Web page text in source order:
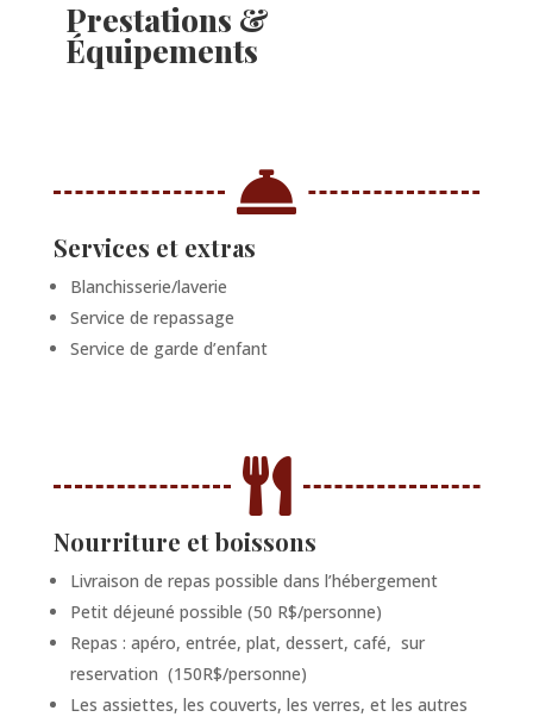
Prestations &
Équipements

Services et extras
Blanchisserie/laverie
Service de repassage
Service de garde d’enfant

Nourriture et boissons
Livraison de repas possible dans l’hébergement
Petit déjeuné possible (50 R$/personne)
Repas : apéro, entrée, plat, dessert, café, sur
reservation (150R$/personne)
Les assiettes, les couverts, les verres, et les autres